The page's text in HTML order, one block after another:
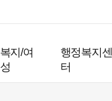
복지/여
성
행정복지센
터